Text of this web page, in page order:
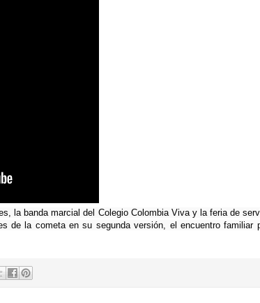
la banda marcial del Colegio Colombia Viva y la feria de
de la cometa en su segunda versión, el encuentro familiar